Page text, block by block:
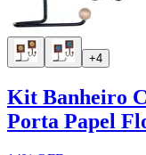
+4
Kit Banheiro
Porta Papel